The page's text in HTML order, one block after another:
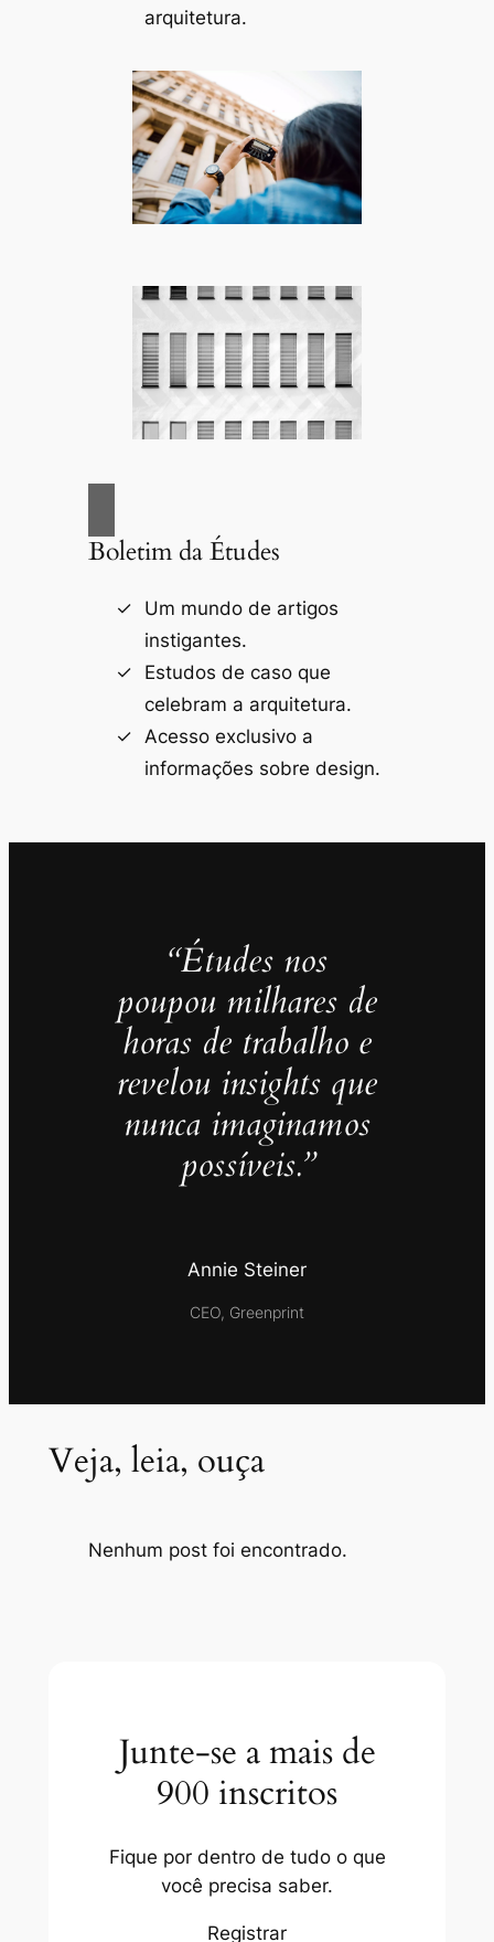
arquitetura.
Boletim da Études
Um mundo de artigos
instigantes.
Estudos de caso que
celebram a arquitetura.
Acesso exclusivo a
informações sobre design.
“Études nos
poupou milhares de
horas de trabalho e
revelou insights que
nunca imaginamos
possíveis.”
Annie Steiner
CEO, Greenprint
Veja, leia, ouça
Nenhum post foi encontrado.
Junte-se a mais de
900 inscritos
Fique por dentro de tudo o que
você precisa saber.
Registrar